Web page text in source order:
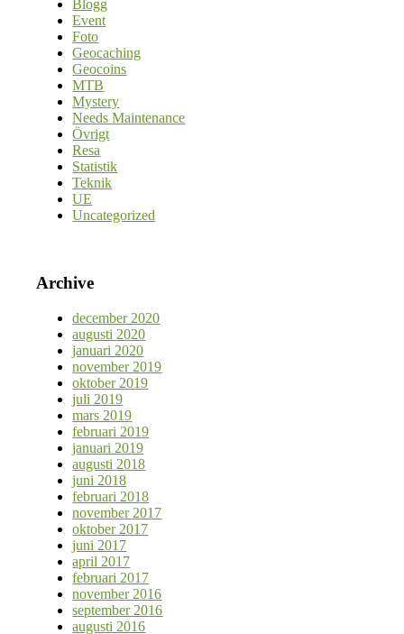
Blogg
Event
Foto
Geocaching
Geocoins
MTB
Mystery
Needs Maintenance
Övrigt
Resa
Statistik
Teknik
UE
Uncategorized
Archive
december 2020
augusti 2020
januari 2020
november 2019
oktober 2019
juli 2019
mars 2019
februari 2019
januari 2019
augusti 2018
juni 2018
februari 2018
november 2017
oktober 2017
juni 2017
april 2017
februari 2017
november 2016
september 2016
augusti 2016